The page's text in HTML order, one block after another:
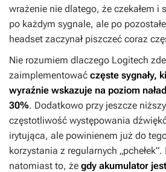
wrażenie nie dlatego, że czekałem i
po każdym sygnale, ale po
headset zaczynał piszczeć coraz
Nie rozumiem dlaczego Logitech
zaimplementować częste sygnały,
wyraźnie wskazuje na poziom
30%. Dodatkowo przy jeszcze
częstotliwość występowania
irytująca, ale powinienem już do
korzystania z regularnych
natomiast to, że gdy akumulator